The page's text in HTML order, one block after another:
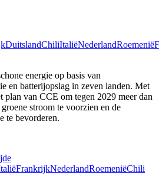
DuitslandChiliItaliëNederlandRoemenië
energie op basis van
en batterijopslag in zeven landen. Met
plan van CCE om tegen 2029 meer dan
stroom te voorzien en de
te bevorderen.
FrankrijkNederlandRoemeniëChili